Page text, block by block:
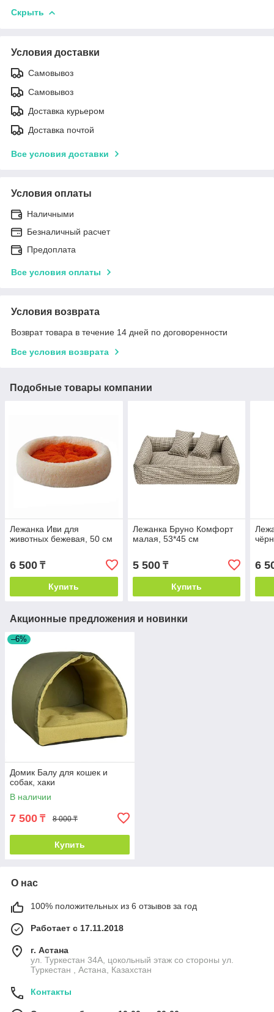
Скрыть
Условия доставки
Самовывоз
Самовывоз
Доставка курьером
Доставка почтой
Все условия доставки
Условия оплаты
Наличными
Безналичный расчет
Предоплата
Все условия оплаты
Условия возврата
Возврат товара в течение 14 дней по договоренности
Все условия возврата
Подобные товары компании
Лежанка Иви для
животных бежевая, 50 см
6 500 ₸
Купить
Лежанка Бруно Комфорт
малая, 53*45 см
5 500₸
Купить
6
Акционные предложения и новинки
–6%
Домик Балу для кошек и
собак, хаки
В наличии
7 500 ₸ 8 000 ₸
Купить
О нас
100% положительных из 6 отзывов за год
Работает с 17.11.2018
г. Астана
ул. Туркестан 34А, цокольный этаж со стороны ул.
Туркестан , Астана, Казахстан
Контакты